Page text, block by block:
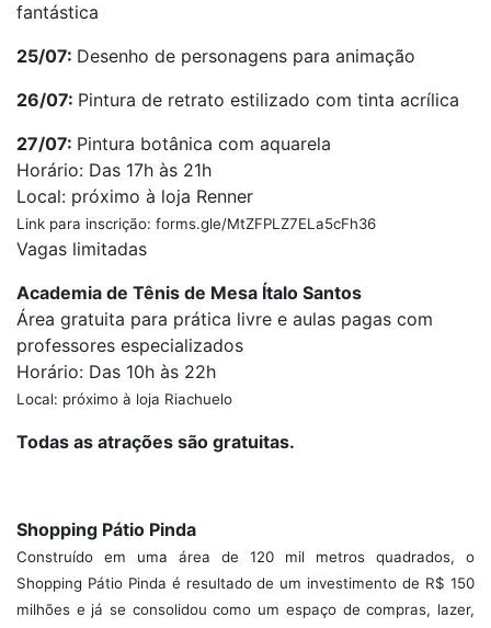
fantástica
25/07: Desenho de personagens para animação
26/07: Pintura de retrato estilizado com tinta acrílica
27/07: Pintura botânica com aquarela
Horário: Das 17h às 21h
Local: próximo à loja Renner
Link para inscrição: forms.gle/MtZFPLZ7ELa5cFh36
Vagas limitadas
Academia de Tênis de Mesa Ítalo Santos
Área gratuita para prática livre e aulas pagas com
professores especializados
Horário: Das 10h às 22h
Local: próximo à loja Riachuelo
Todas as atrações são gratuitas.
Shopping Pátio Pinda
Construído em uma área de 120 mil metros quadrados, o
Shopping Pátio Pinda é resultado de um investimento de R$ 150
milhões e já se consolidou como um espaço de compras, lazer,